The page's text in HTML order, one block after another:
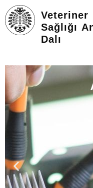
Veteriner
Sağlığı
Dalı
HAKKIMIZDA
KIŞILER
LISANSÜSTÜ
ARAŞTIRMA
TOPLUMA KATKI
ADAY ÖĞRENCILER
İLETIŞIM